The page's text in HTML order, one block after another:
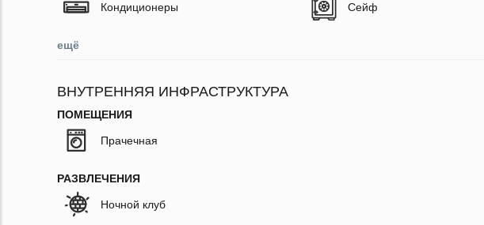
Кондиционеры Сейф
ещё
ВНУТРЕННЯЯ ИНФРАСТРУКТУРА
ПОМЕЩЕНИЯ
Прачечная
РАЗВЛЕЧЕНИЯ
Ночной клуб